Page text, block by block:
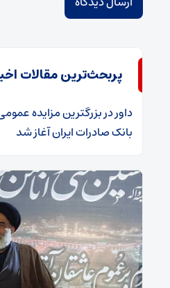
پربحث‌ترین مقالات
داوردر​بزرگترین مزایده
بانک صادرات ایران آغاز شد